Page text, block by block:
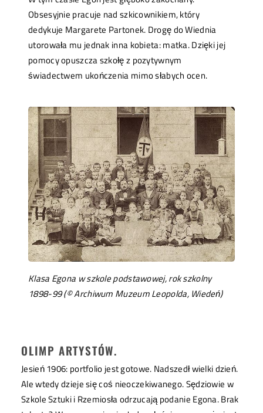
Obsesyjnie pracuje nad szkicownikiem, który
dedykuje Margarete Partonek. Drogę do Wiednia
utorowała mu jednak inna kobieta: matka. Dzięki jej
pomocy opuszcza szkołę z pozytywnym
świadectwem ukończenia mimo słabych ocen.
Klasa Egona w szkole podstawowej, rok szkolny
1898-99 (© Archiwum Muzeum Leopolda, Wiedeń)
OLIMP ARTYSTÓW.
Jesień 1906: portfolio jest gotowe. Nadszedł wielki dzień.
Ale wtedy dzieje się coś nieoczekiwanego. Sędziowie w
Szkole Sztuki i Rzemiosła odrzucają podanie Egona. Brak